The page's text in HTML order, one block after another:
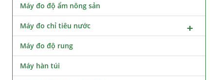
Máy đo độ ẩm nông sản
Máy đo chỉ tiêu nước
Máy đo độ rung
Máy hàn túi